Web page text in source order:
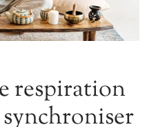
respiration